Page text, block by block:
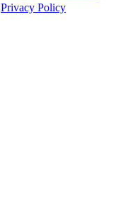
Privacy Policy